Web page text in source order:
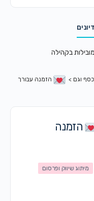
דיונים
מובילות בקהילה
וגם > הזמנה עבורך
הזמנה
מיתוג שיווק ופרסום